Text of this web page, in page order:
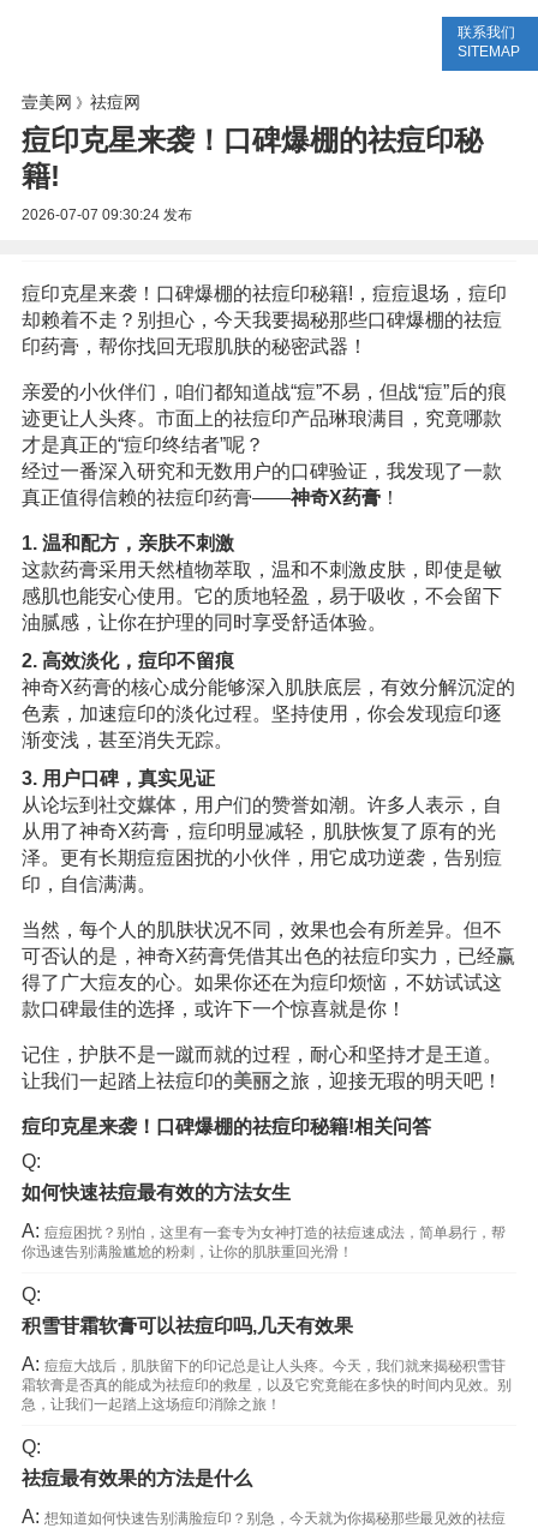
联系我们
SITEMAP
壹美网 》 祛痘网
痘印克星来袭！口碑爆棚的祛痘印秘
籍!
2026-07-07 09:30:24发布
痘印克星来袭！口碑爆棚的祛痘印秘籍!，痘痘退场，痘印
却赖着不走？别担心，今天我要揭秘那些口碑爆棚的祛痘
印药膏，帮你找回无瑕肌肤的秘密武器！
亲爱的小伙伴们，咱们都知道战“痘”不易，但战“痘”后的痕
迹更让人头疼。市面上的祛痘印产品琳琅满目，究竟哪款
才是真正的“痘印终结者”呢？
经过一番深入研究和无数用户的口碑验证，我发现了一款
真正值得信赖的祛痘印药膏——神奇X药膏！
1. 温和配方，亲肤不刺激
这款药膏采用天然植物萃取，温和不刺激皮肤，即使是敏
感肌也能安心使用。它的质地轻盈，易于吸收，不会留下
油腻感，让你在护理的同时享受舒适体验。
2. 高效淡化，痘印不留痕
神奇X药膏的核心成分能够深入肌肤底层，有效分解沉淀的
色素，加速痘印的淡化过程。坚持使用，你会发现痘印逐
渐变浅，甚至消失无踪。
3. 用户口碑，真实见证
从论坛到社交媒体，用户们的赞誉如潮。许多人表示，自
从用了神奇X药膏，痘印明显减轻，肌肤恢复了原有的光
泽。更有长期痘痘困扰的小伙伴，用它成功逆袭，告别痘
印，自信满满。
当然，每个人的肌肤状况不同，效果也会有所差异。但不
可否认的是，神奇X药膏凭借其出色的祛痘印实力，已经赢
得了广大痘友的心。如果你还在为痘印烦恼，不妨试试这
款口碑最佳的选择，或许下一个惊喜就是你！
记住，护肤不是一蹴而就的过程，耐心和坚持才是王道。
让我们一起踏上祛痘印的美丽之旅，迎接无瑕的明天吧！
痘印克星来袭！口碑爆棚的祛痘印秘籍!相关问答
Q:
如何快速祛痘最有效的方法女生
A: 痘痘困扰？别怕，这里有一套专为女神打造的祛痘速成法，简单易行，帮
你迅速告别满脸尴尬的粉刺，让你的肌肤重回光滑！
Q:
积雪苷霜软膏可以祛痘印吗,几天有效果
A: 痘痘大战后，肌肤留下的印记总是让人头疼。今天，我们就来揭秘积雪苷
霜软膏是否真的能成为祛痘印的救星，以及它究竟能在多快的时间内见效。别
急，让我们一起踏上这场痘印消除之旅！
Q:
祛痘最有效果的方法是什么
A: 想知道如何快速告别满脸痘印？别急，今天就为你揭秘那些最见效的祛痘